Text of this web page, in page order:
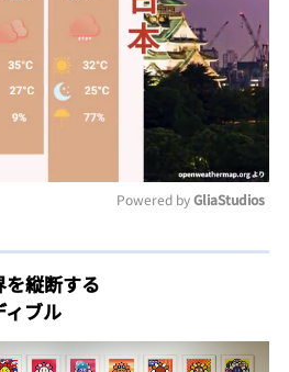
Powered by GliaStudios
を縦断する
ブル